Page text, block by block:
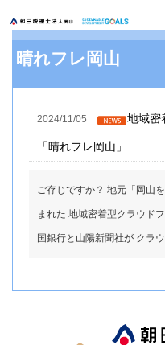
晴れフレ岡山
2024/11/05 地域密
「晴れフレ岡山」
ご存じですか？ 地元「岡山
まれた 地域密着型クラウド
国銀行と山陽新聞社が クラ